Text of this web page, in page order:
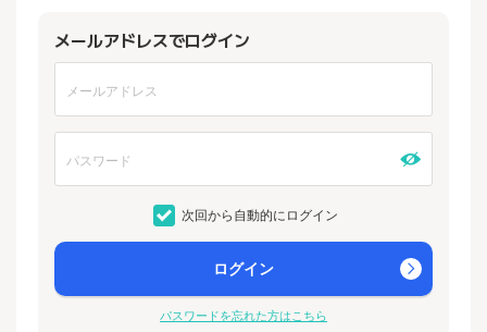
メールアドレスでログイン
次回から自動的にログイン
ログイン
パスワードを忘れた方はこちら